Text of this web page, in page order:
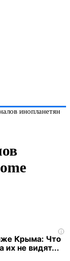
инопланетян
i
Крыма: Что
их не видят...